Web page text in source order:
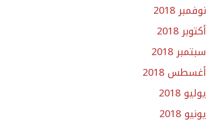
نوفمبر 2018
أكتوبر 2018
سبتمبر 2018
أغسطس 2018
يوليو 2018
يونيو 2018